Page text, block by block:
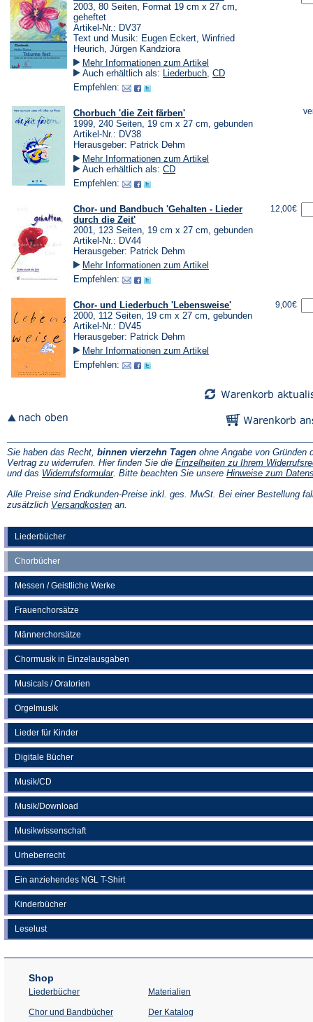
Liederbücher
Chorbücher
Messen / Geistliche Werke
Frauenchorsätze
Männerchorsätze
Chormusik in Einzelausgaben
Musicals / Oratorien
Orgelmusik
Lieder für Kinder
Digitale Bücher
Musik/CD
Musik/Download
Musikwissenschaft
Urheberrecht
Ein anziehendes NGL T-Shirt
Kinderbücher
Leselust
2003, 80 Seiten, Format 19 cm x 27 cm,
geheftet
Artikel-Nr.: DV37
Text und Musik: Eugen Eckert, Winfried
Heurich, Jürgen Kandziora
Mehr Informationen zum Artikel
Auch erhältlich als: Liederbuch CD
Empfehlen:
Chorbuch 'die Zeit färben'
1999, 240 Seiten, 19 cm x 27 cm, gebunden
Artikel-Nr.: DV38
Herausgeber: Patrick Dehm
Mehr Informationen zum Artikel
Auch erhältlich als: CD
Empfehlen:
Chor- und Bandbuch 'Gehalten - Lieder
durch die Zeit'
2001, 123 Seiten, 19 cm x 27 cm, gebunden
Artikel-Nr.: DV44
Herausgeber: Patrick Dehm
Mehr Informationen zum Artikel
Empfehlen:
12,00€
Chor- und Liederbuch 'Lebensweise'
2000, 112 Seiten, 19 cm x 27 cm, gebunden
Artikel-Nr.: DV45
Herausgeber: Patrick Dehm
Mehr Informationen zum Artikel
Empfehlen:
9,00€
Sie haben das Recht, binnen vierzehn Tagen ohne Angabe von Gründen
Vertrag zu widerrufen. Hier finden Sie die Einzelheiten zu Ihrem
und das Widerrufsformular(Öffnet
einem
neuen
Tab)
. Bitte beachten Sie unsere Hinweise zum
Alle Preise sind Endkunden-Preise inkl. ges. MwSt. Bei einer Bestellung
zusätzlich Versandkosten(Öffnet
an.
Shop
Liederbücher
Chor und Bandbücher
Materialien
Der Katalog